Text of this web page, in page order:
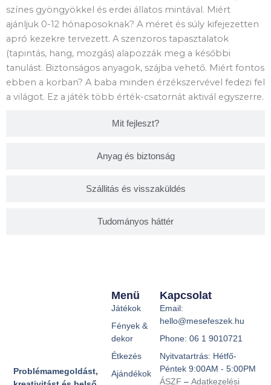
Mit fejleszt?
Anyag és biztonság
Szállitás és visszaküldés
Tudományos háttér
színes gyöngyökkel és erdei állatos mintával. Miért
ajánljuk 0-12 hónaposoknak? A méret és súly kifejezetten
apró kezekre tervezett. A szenzoros tapasztalatok
(tapintás, hang, mozgás) alapozzák meg a későbbi
tanulást. Biztonságos anyagok, szájba vehető. Miért fontos
ebben a korban? A baba minden érzékszervével fedezi fel
a világot. Ez a játék több érték-csatornát aktivál egyszerre.
Problémamegoldást,
Menü
Játékok
Fények &
dekor
Étkezés
Ajándékok
Kapcsolat
Email:
hello@mesefeszek.hu
Phone: 06 1 9010721
Nyitvatartrás: Hétfő-
Péntek 9:00AM - 5:00PM
ÁSZF –Adatkezelési